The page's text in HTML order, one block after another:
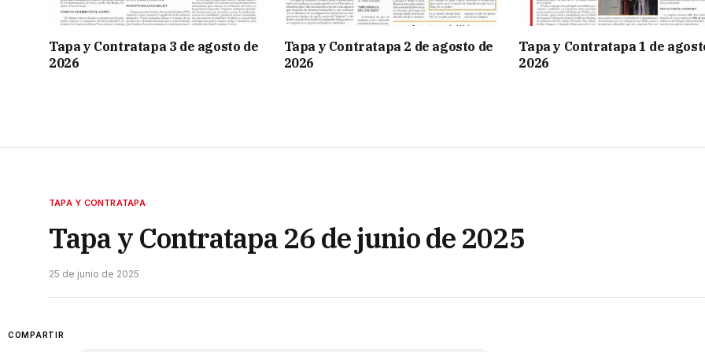
Tapa y Contratapa 3 de agosto de
2026
Tapa y Contratapa 2 de agosto de
2026
Tapa y Contratapa 1 de
2026
TAPA Y CONTRATAPA
Tapa y Contratapa 26 de junio de 2025
25 de junio de 2025
COMPARTIR